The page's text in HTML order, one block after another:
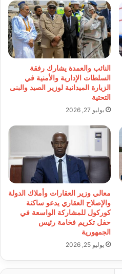
النائب والعمدة يشارك رفقة
السلطات الإدارية والأمنية في
الزيارة الميدانية لوزير الصيد والبنى
التحتية
يوليو 27, 2026
معالي وزير العقارات وأملاك الدولة
والإصلاح العقاري يدعو ساكنة
كوركول للمشاركة الواسعة في
حفل تكريم فخامة رئيس
الجمهورية
يوليو 25, 2026